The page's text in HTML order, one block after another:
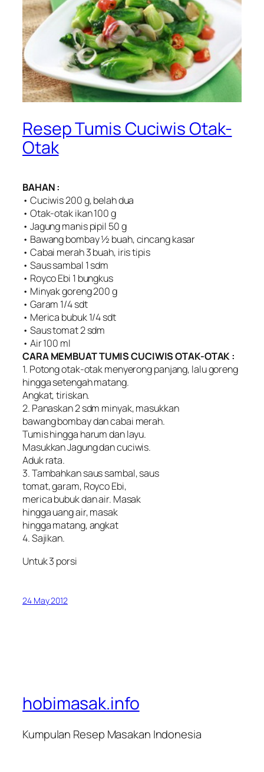
Resep Tumis Cuciwis Otak-
Otak
BAHAN :
• Cuciwis 200 g, belah dua
• Otak-otak ikan 100 g
• Jagung manis pipil 50 g
• Bawang bombay ½ buah, cincang kasar
• Cabai merah 3 buah, iris tipis
• Saus sambal 1 sdm
• Royco Ebi 1 bungkus
• Minyak goreng 200 g
• Garam 1/4 sdt
• Merica bubuk 1/4 sdt
• Saus tomat 2 sdm
• Air 100 ml
CARA MEMBUAT TUMIS CUCIWIS OTAK-OTAK :
1. Potong otak-otak menyerong panjang, lalu goreng
hingga setengah matang.
Angkat, tiriskan.
2. Panaskan 2 sdm minyak, masukkan
bawang bombay dan cabai merah.
Tumis hingga harum dan layu.
Masukkan Jagung dan cuciwis.
Aduk rata.
3. Tambahkan saus sambal, saus
tomat, garam, Royco Ebi,
merica bubuk dan air. Masak
hingga uang air, masak
hingga matang, angkat
4. Sajikan.
Untuk 3 porsi
24 May 2012
hobimasak.info
Kumpulan Resep Masakan Indonesia